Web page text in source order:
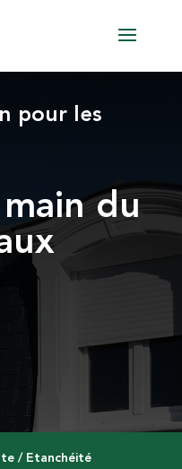
pour les
du
/ Etanchéité